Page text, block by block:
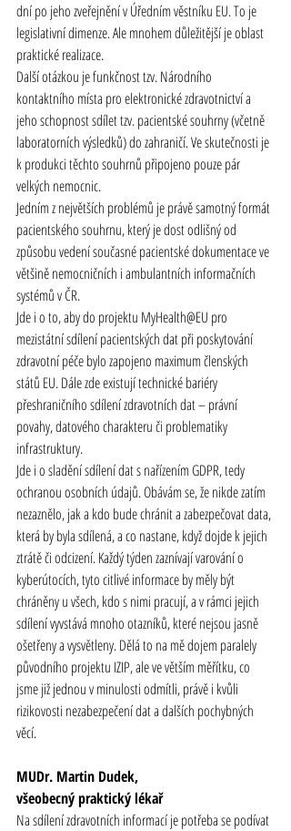
dní po jeho zveřejnění v Úředním věstníku EU. To je
legislativní dimenze. Ale mnohem důležitější je oblast
praktické realizace.
Další otázkou je funkčnost tzv. Národního
kontaktního místa pro elektronické zdravotnictví a
jeho schopnost sdílet tzv. pacientské souhrny (včetně
laboratorních výsledků) do zahraničí. Ve skutečnosti je
k produkci těchto souhrnů připojeno pouze pár
velkých nemocnic.
Jedním z největších problémů je právě samotný formát
pacientského souhrnu, který je dost odlišný od
způsobu vedení současné pacientské dokumentace ve
většině nemocničních i ambulantních informačních
systémů v ČR.
Jde i o to, aby do projektu MyHealth@EU pro
mezistátní sdílení pacientských dat při poskytování
zdravotní péče bylo zapojeno maximum členských
států EU. Dále zde existují technické bariéry
přeshraničního sdílení zdravotních dat – právní
povahy, datového charakteru či problematiky
infrastruktury.
Jde i o sladění sdílení dat s nařízením GDPR, tedy
ochranou osobních údajů. Obávám se, že nikde zatím
nezaznělo, jak a kdo bude chránit a zabezpečovat data,
která by byla sdílená, a co nastane, když dojde k jejich
ztrátě či odcizení. Každý týden zaznívají varování o
kyberútocích, tyto citlivé informace by měly být
chráněny u všech, kdo s nimi pracují, a v rámci jejich
sdílení vyvstává mnoho otazníků, které nejsou jasně
ošetřeny a vysvětleny. Dělá to na mě dojem paralely
původního projektu IZIP, ale ve větším měřítku, co
jsme již jednou v minulosti odmítli, právě i kvůli
rizikovosti nezabezpečení dat a dalších pochybných
věcí.
MUDr. Martin Dudek,
všeobecný praktický lékař
Na sdílení zdravotních informací je potřeba se podívat